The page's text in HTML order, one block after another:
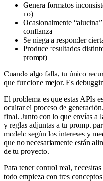
Genera formatos
no)
Ocasionalmente
confianza
Se niega a responder
Produce resultados
prompt)
Cuando algo falla, tu único
que funcione mejor. Es
El problema es que estas APIs
ocultar el proceso de
final. Junto con lo que envías a
y reglas adjuntas a tu prompt
modelo según los intereses y
que no necesariamente están
de tu proyecto.
Para tener control real,
todo empieza con tres